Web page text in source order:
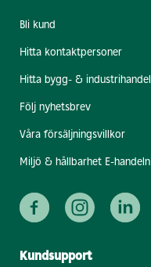
Bli kund
Hitta kontaktpersoner
Hitta bygg- & industrihandel
Följ nyhetsbrev
Våra försäljningsvillkor
Miljö & hållbarhet E-handeln
Kundsupport